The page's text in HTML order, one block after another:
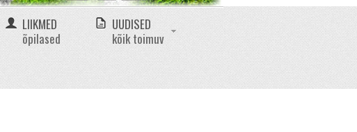
LIIKMED
õpilased
UUDISED
kõik toimuv